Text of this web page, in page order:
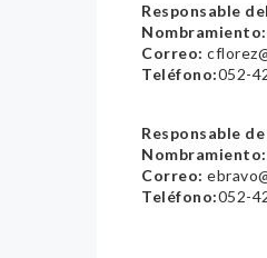
Responsable
Nombramiento:
Correo:
Teléfono:052-
Responsable
Nombramiento:
Correo:
Teléfono:052-